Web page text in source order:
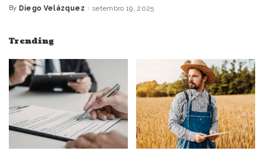
Posted
By Diego Velázquez setembro 19, 2025
Trending